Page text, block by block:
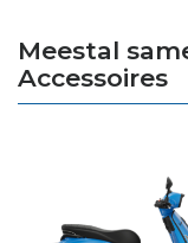
Meestal
Accessoires